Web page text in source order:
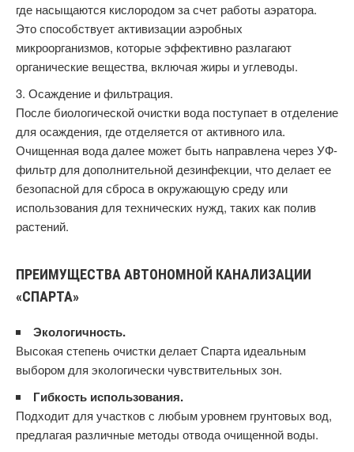
где насыщаются кислородом за счет работы аэратора.
Это способствует активизации аэробных
микроорганизмов, которые эффективно разлагают
органические вещества, включая жиры и углеводы.
Осаждение и фильтрация.
После биологической очистки вода поступает в отделение
для осаждения, где отделяется от активного ила.
Очищенная вода далее может быть направлена через УФ-
фильтр для дополнительной дезинфекции, что делает ее
безопасной для сброса в окружающую среду или
использования для технических нужд, таких как полив
растений.
ПРЕИМУЩЕСТВА АВТОНОМНОЙ КАНАЛИЗАЦИИ
«СПАРТА»
Экологичность.
Высокая степень очистки делает Спарта идеальным
выбором для экологически чувствительных зон.
Гибкость использования.
Подходит для участков с любым уровнем грунтовых вод,
предлагая различные методы отвода очищенной воды.